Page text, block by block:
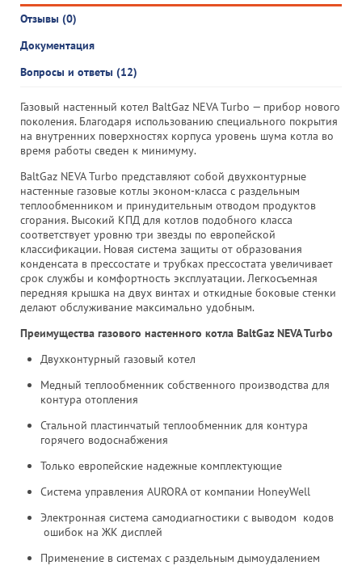
Отзывы (0)
Документация
Вопросы и ответы (12)
Газовый настенный котел BaltGaz NEVA Turbo — прибор нового
поколения. Благодаря использованию специального покрытия
на внутренних поверхностях корпуса уровень шума котла во
время работы сведен к минимуму.
BaltGaz NEVA Turbo представляют собой двухконтурные
настенные газовые котлы эконом-класса с раздельным
теплообменником и принудительным отводом продуктов
сгорания. Высокий КПД для котлов подобного класса
соответствует уровню три звезды по европейской
классификации. Новая система защиты от образования
конденсата в прессостате и трубках прессостата увеличивает
срок службы и комфортность эксплуатации. Легкосъемная
передняя крышка на двух винтах и откидные боковые стенки
делают обслуживание максимально удобным.
Преимущества газового настенного котла BaltGaz NEVA Turbo
Двухконтурный газовый котел
Медный теплообменник собственного производства для
контура отопления
Стальной пластинчатый теплообменник для контура
горячего водоснабжения
Только европейские надежные комплектующие
Система управления AURORA от компании HoneyWell
Электронная система самодиагностики с выводом кодов
ошибок на ЖК дисплей
Применение в системах с раздельным дымоудалением